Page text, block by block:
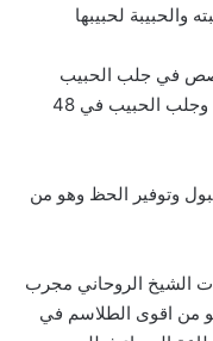
والحبيبة لحبيبها
في جلب الحبيب
وتزويج البنت المتعسرة عن الزواج، وتهييج وجلب الحبيب في 48
وتوفير الحظ وهو من
الشيخ الروحاني مجرب
من اقوى الطلاسم في